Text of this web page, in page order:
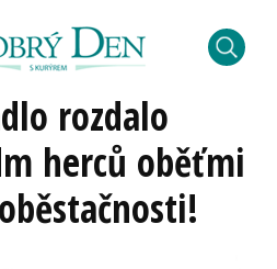
rozdalo
herců oběťmi